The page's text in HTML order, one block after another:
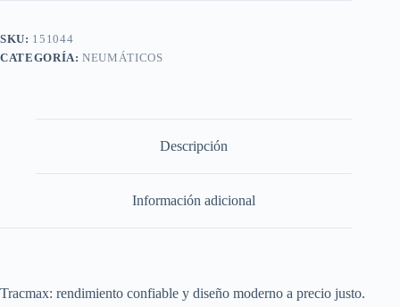
SKU: 151044
CATEGORÍA:NEUMÁTICOS
Descripción
Información adicional
Tracmax: rendimiento confiable y diseño moderno a precio justo.